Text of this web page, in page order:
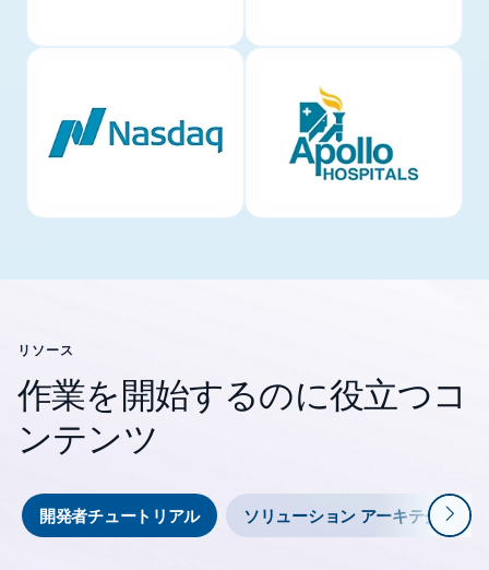
リソース
作業を開始するのに役立つコ
ンテンツ
開発者チュートリアル ソリューション アーキテクチャ
次